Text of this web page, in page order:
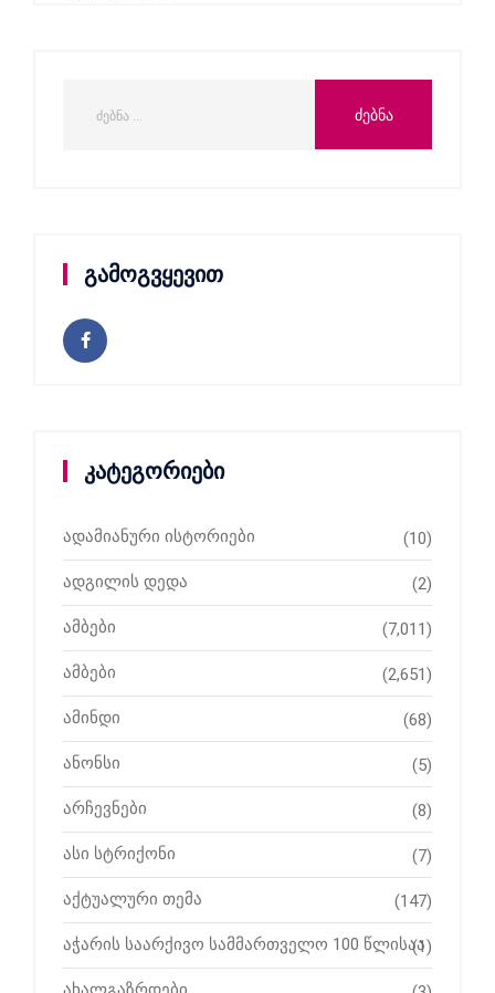
გამოგვყევით
კატეგორიები
ადამიანური ისტორიები (10)
ადგილის დედა (2)
ამბები (7,011)
ამბები (2,651)
ამინდი (68)
ანონსი (5)
არჩევნები (8)
ასი სტრიქონი (7)
აქტუალური თემა (147)
აჭარის საარქივო სამმართველო 100 წლისაა
(1)